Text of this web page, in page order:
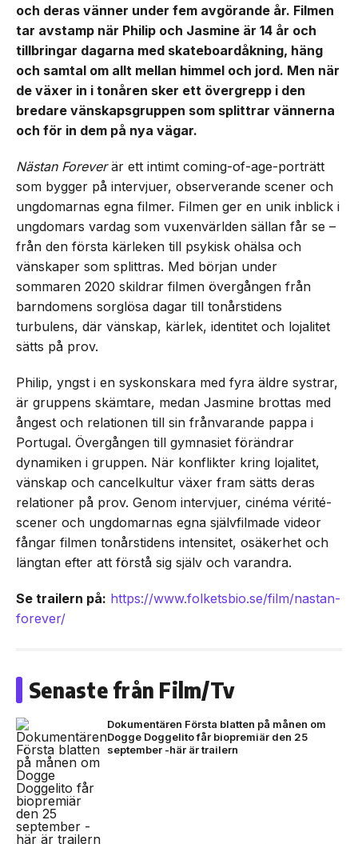
och deras vänner under fem avgörande år. Filmen
tar avstamp när Philip och Jasmine är 14 år och
tillbringar dagarna med skateboardåkning, häng
och samtal om allt mellan himmel och jord. Men när
de växer in i tonåren sker ett övergrepp i den
bredare vänskapsgruppen som splittrar vännerna
och för in dem på nya vägar.
Nästan Foreverär ett intimt coming-of-age-porträtt
som bygger på intervjuer, observerande scener och
ungdomarnas egna filmer. Filmen ger en unik inblick i
ungdomars vardag som vuxenvärlden sällan får se –
från den första kärleken till psykisk ohälsa och
vänskaper som splittras. Med början under
sommaren 2020 skildrar filmen övergången från
barndomens sorglösa dagar till tonårstidens
turbulens, där vänskap, kärlek, identitet och lojalitet
sätts på prov.
Philip, yngst i en syskonskara med fyra äldre systrar,
är gruppens skämtare, medan Jasmine brottas med
ångest och relationen till sin frånvarande pappa i
Portugal. Övergången till gymnasiet förändrar
dynamiken i gruppen. När konflikter kring lojalitet,
vänskap och cancelkultur växer fram sätts deras
relationer på prov. Genom intervjuer, cinéma vérité-
scener och ungdomarnas egna självfilmade videor
fångar filmen tonårstidens intensitet, osäkerhet och
längtan efter att förstå sig själv och varandra.
Se trailern på: https://www.folketsbio.se/film/nastan-
forever/
Senaste från Film/Tv
Dokumentären Första blatten på månen om
Dogge Doggelito får biopremiär den 25
september -här är trailern